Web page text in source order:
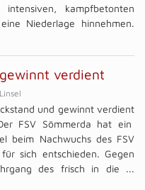
kampfbetonten
Niederlage hinnehmen.
verdient
und gewinnt verdient
FSV Sömmerda hat ein
beim Nachwuchs des FSV
sich entschieden. Gegen
des frisch in die ...